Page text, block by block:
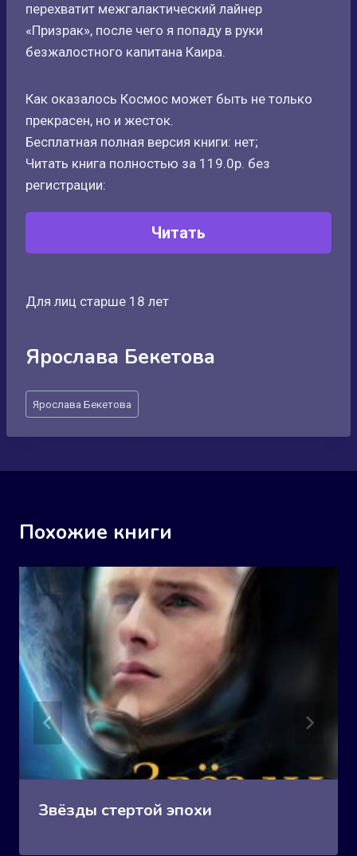
перехватит межгалактический лайнер
«Призрак», после чего я попаду в руки
безжалостного капитана Каира.
Как оказалось Космос может быть не только
прекрасен, но и жесток.
Бесплатная полная версия книги: нет;
Читать книга полностью за 119.0р. без
регистрации:
Читать
Для лиц старше 18 лет
Ярослава Бекетова
Метки
записи:
Ярослава Бекетова
Похожие книги
Звёзды стертой эпохи